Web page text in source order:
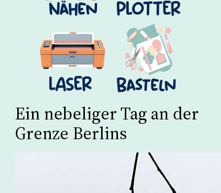
Ein nebeliger Tag an der
Grenze Berlins